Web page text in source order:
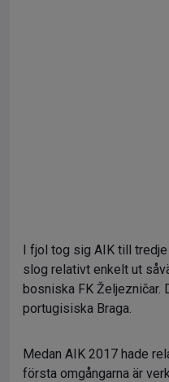
I fjol tog sig AIK till tredje
slog relativt enkelt ut
bosniska FK
portugisiska Braga.
Medan AIK 2017 hade
första omgångarna är